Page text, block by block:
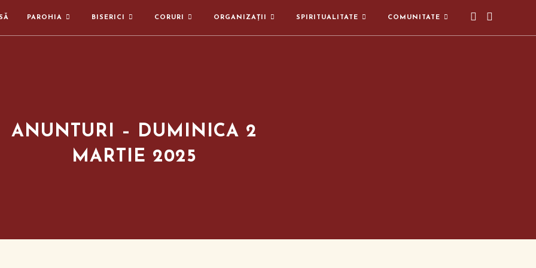
PAROHIA BISERICI CORURI ORGANIZAȚII SPIRITUALITATE COMUNITATE
ANUNTURI – DUMINICA 2
MARTIE 2025